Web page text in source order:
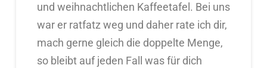
und weihnachtlichen Kaffeetafel. Bei uns
war er ratfatz weg und daher rate ich dir,
mach gerne gleich die doppelte Menge,
so bleibt auf jeden Fall was für dich